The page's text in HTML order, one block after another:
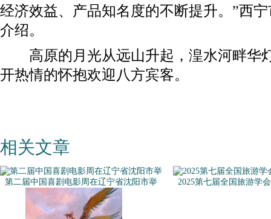
经济效益、产品知名度的不断提升。”西
介绍。
高原的月光从远山升起，湟水河畔华
开热情的怀抱欢迎八方宾客。
相关文章
第二届中国喜剧电影周在辽宁省沈阳市举 2025第七届全国旅游学